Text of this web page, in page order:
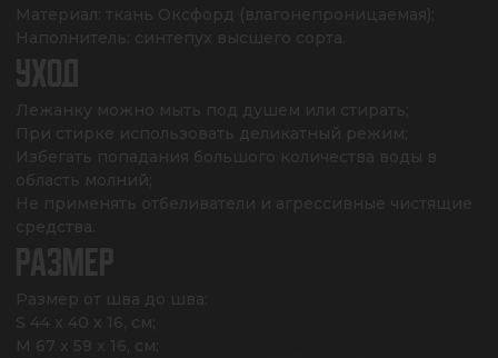
Материал: ткань Оксфорд (влагонепроницаемая);
Наполнитель: синтепух высшего сорта.
УХОД
Лежанку можно мыть под душем или стирать;
При стирке использовать деликатный режим;
Избегать попадания большого количества воды в
область молний;
Не применять отбеливатели и агрессивные чистящие
средства.
РАЗМЕР
Размер от шва до шва:
S 44 x 40 x 16, см;
M 67 x 59 x 16, см;